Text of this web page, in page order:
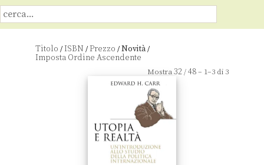
Titolo /ISBN /Prezzo /Novità/
Mostra32/48– 1–3 di 3